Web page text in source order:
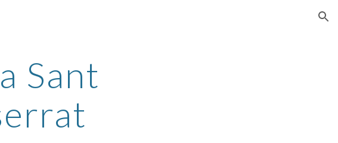
Sant